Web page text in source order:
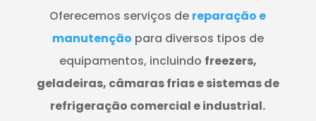
Oferecemos serviços de reparação e
manutenção para diversos tipos de
equipamentos, incluindo freezers,
geladeiras, câmaras frias e sistemas de
refrigeração comercial e industrial.